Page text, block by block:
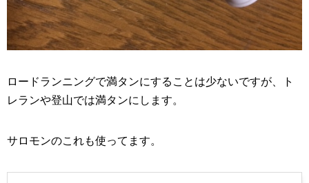
ロードランニングで満タンにすることは少ないですが、ト
レランや登山では満タンにします。
サロモンのこれも使ってます。